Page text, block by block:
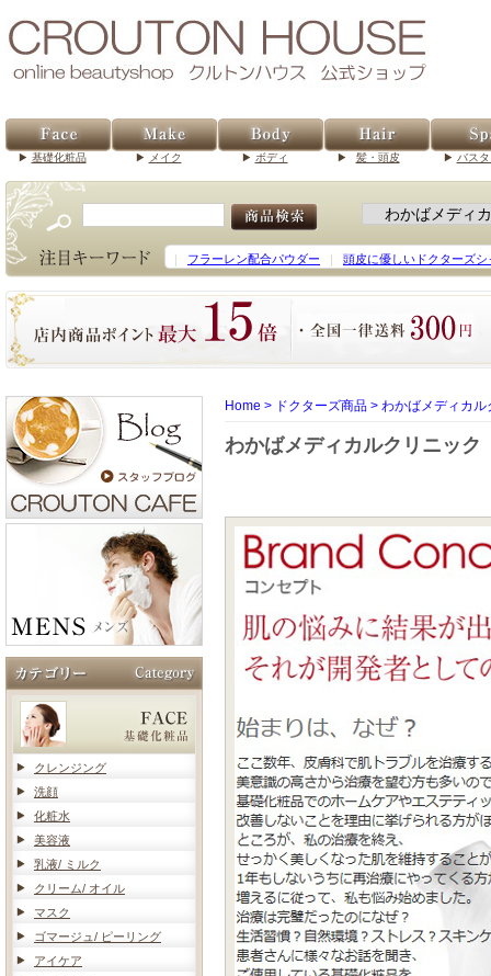
基礎化粧品 メイク ボディ 髪・頭皮 バス
フラーレン配合パウダー 頭皮に優しいドクターズシ
クレンジング
洗顔
化粧水
美容液
乳液/ ミルク
クリーム/ オイル
マスク
ゴマージュ/ ピーリング
アイケア
Home > ドクターズ商品 > わかばメディカル
わかばメディカルクリニック